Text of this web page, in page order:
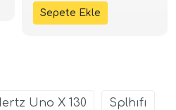
| 93 dB | 4 Ohm |
SPLHIFI
Uno X 130 Splhıfı